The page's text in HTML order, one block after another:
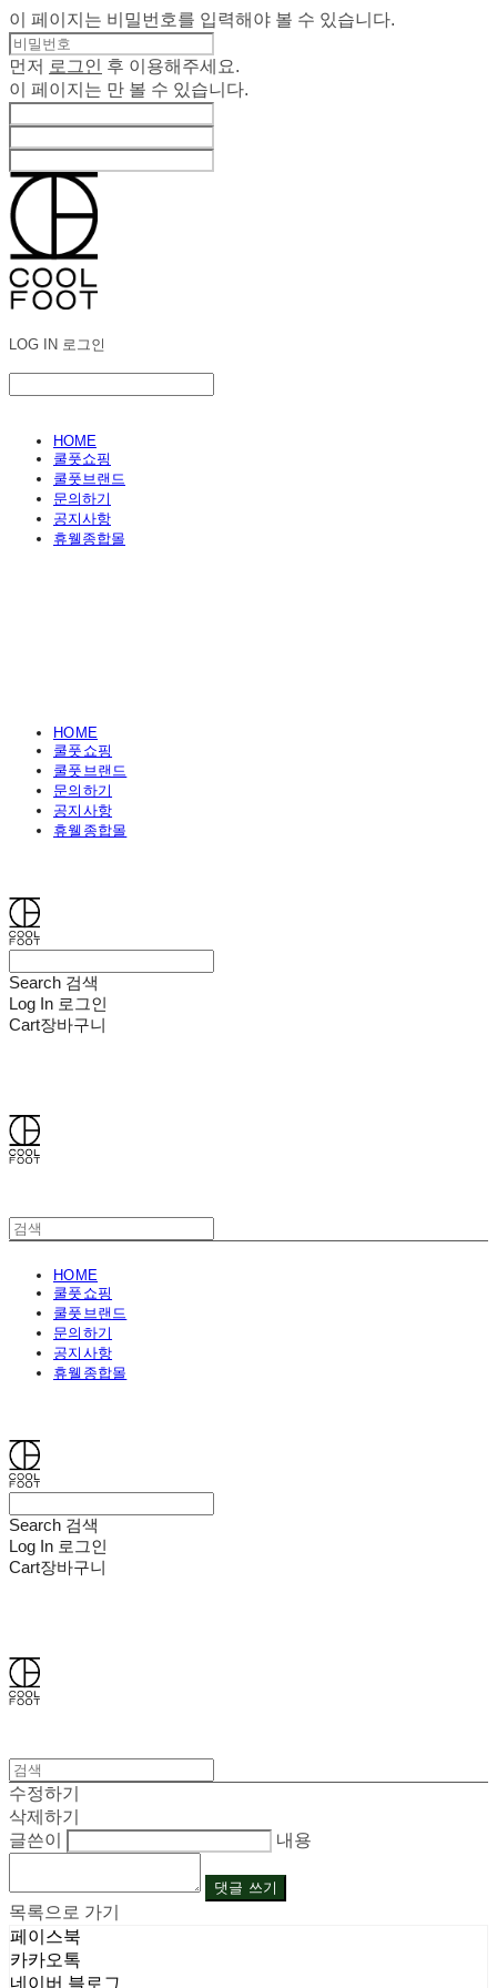
이 페이지는 비밀번호를 입력해야 볼 수 있습니다.
먼저 로그인
후 이용해주세요.
이 페이지는 만 볼 수 있습니다.
LOG IN 로그인
HOME
쿨풋쇼핑
쿨풋브랜드
문의하기
공지사항
휴웰종합몰
HOME
쿨풋쇼핑
쿨풋브랜드
문의하기
공지사항
휴웰종합몰
Search 검색
Log In 로그인
Cart장바구니
HOME
쿨풋쇼핑
쿨풋브랜드
문의하기
공지사항
휴웰종합몰
Search 검색
Log In 로그인
Cart장바구니
수정하기
삭제하기
글쓴이
내용
댓글 쓰기
목록으로 가기
페이스북
카카오톡
네이버 블로그